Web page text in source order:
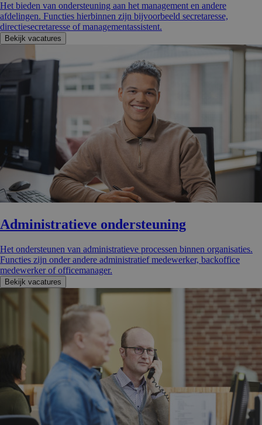
Het bieden van ondersteuning aan het management en andere
afdelingen. Functies hierbinnen zijn bijvoorbeeld secretaresse,
directiesecretaresse of managementassistent.
Bekijk vacatures
Administra­tieve ondersteu­ning
Het ondersteunen van administratieve processen binnen organisaties.
Functies zijn onder andere administratief medewerker, backoffice
medewerker of officemanager.
Bekijk vacatures